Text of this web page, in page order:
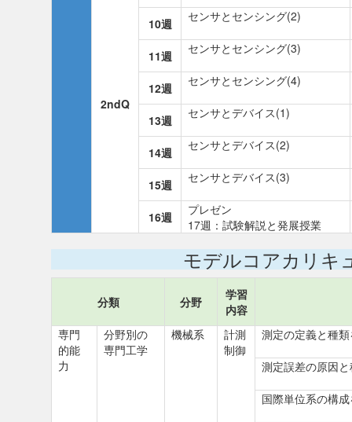
2ndQ
10週 センサとセンシング(2)
11週 センサとセンシング(3)
12週 センサとセンシング(4)
13週 センサとデバイス(1)
14週 センサとデバイス(2)
15週 センサとデバイス(3)
16週
プレゼン
17週：試験解説と発展授業
モデルコアカリキ
分類 分野
学習
内容
専門
的能
力
分野別の
専門工学
機械系
計測
制御
測定の定義と種
測定誤差の原因
国際単位系の構